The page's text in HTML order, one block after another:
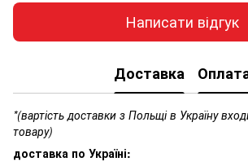
Написати відгук
Доставка
*(вартість доставки з Польщі в Україну
товару)
доставка по Україні: